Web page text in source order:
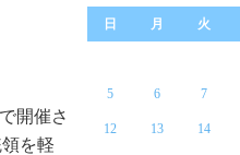
開催さ
を軽
日 月 火
5 6 7
12 13 14